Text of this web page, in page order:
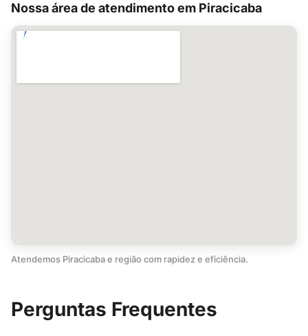
Nossa área de atendimento em Piracicaba
Atendemos Piracicaba e região com rapidez e eficiência.
Perguntas Frequentes